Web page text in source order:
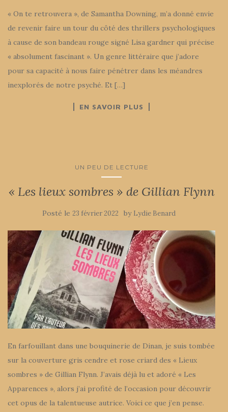
« On te retrouvera », de Samantha Downing, m’a donné envie
de revenir faire un tour du côté des thrillers psychologiques
à cause de son bandeau rouge signé Lisa gardner qui précise
« absolument fascinant ». Un genre littéraire que j’adore
pour sa capacité à nous faire pénétrer dans les méandres
inexplorés de notre psyché. Et […]
EN SAVOIR PLUS
UN PEU DE LECTURE
« Les lieux sombres » de Gillian Flynn
Posté le 23 février 2022 by Lydie Benard
En farfouillant dans une bouquinerie de Dinan, je suis tombée
sur la couverture gris cendre et rose criard des « Lieux
sombres » de Gillian Flynn. J’avais déjà lu et adoré « Les
Apparences », alors j’ai profité de l’occasion pour découvrir
cet opus de la talentueuse autrice. Voici ce que j’en pense.